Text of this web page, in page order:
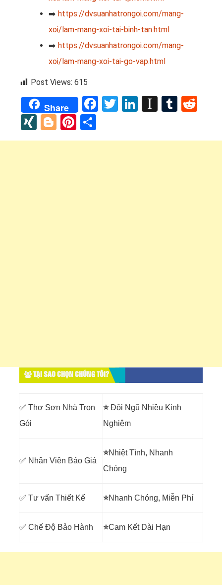
➡️ https://dvsuanhatrongoi.com/mang-
xoi/lam-mang-xoi-tai-binh-tan.html
➡️ https://dvsuanhatrongoi.com/mang-
xoi/lam-mang-xoi-tai-go-vap.html
Post Views: 615
Share Facebook
Twitter
LinkedIn
XINGBloggerPinterest
TẠI SAO CHỌN CHÚNG TÔI?
✅ Thợ Sơn Nhà Trọn
Gói
⭐Đội Ngũ Nhiều Kinh
Nghiệm
✅ Nhân Viên Báo Giá
⭐Nhiệt Tình, Nhanh
Chóng
✅ Tư vấn Thiết Kế ⭐Nhanh Chóng, Miễn Phí
✅ Chế Độ Bảo Hành ⭐Cam Kết Dài Hạn